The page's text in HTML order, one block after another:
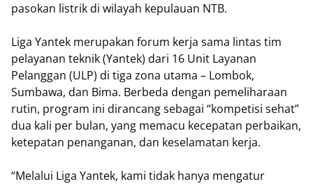
pasokan listrik di wilayah kepulauan NTB.
Liga Yantek merupakan forum kerja sama lintas tim
pelayanan teknik (Yantek) dari 16 Unit Layanan
Pelanggan (ULP) di tiga zona utama – Lombok,
Sumbawa, dan Bima. Berbeda dengan pemeliharaan
rutin, program ini dirancang sebagai “kompetisi sehat”
dua kali per bulan, yang memacu kecepatan perbaikan,
ketepatan penanganan, dan keselamatan kerja.
“Melalui Liga Yantek, kami tidak hanya mengatur